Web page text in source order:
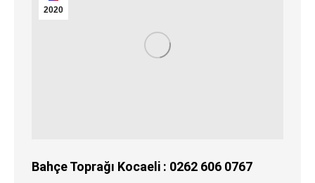
2020
Bahçe Toprağı Kocaeli : 0262 606 0767